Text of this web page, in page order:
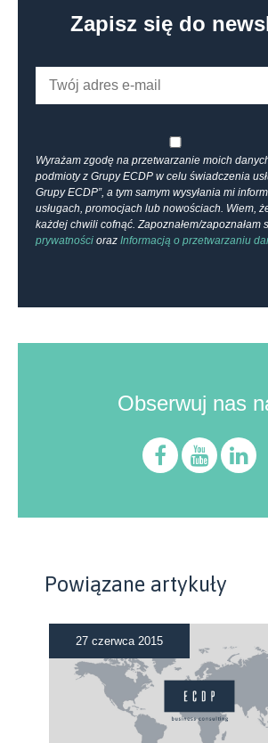
Zapisz się do
Wyrażam zgodę na przetwarzanie moich
podmioty z Grupy ECDP w celu świadczenia
Grupy ECDP”, a tym samym wysyłania mi
usługach, promocjach lub nowościach. Wiem,
każdej chwili cofnąć. Zapoznałem/zapoznałam
prywatności oraz Informacją o przetwarzaniu
Obserwuj nas
Powiązane artykuły
27 czerwca 2015